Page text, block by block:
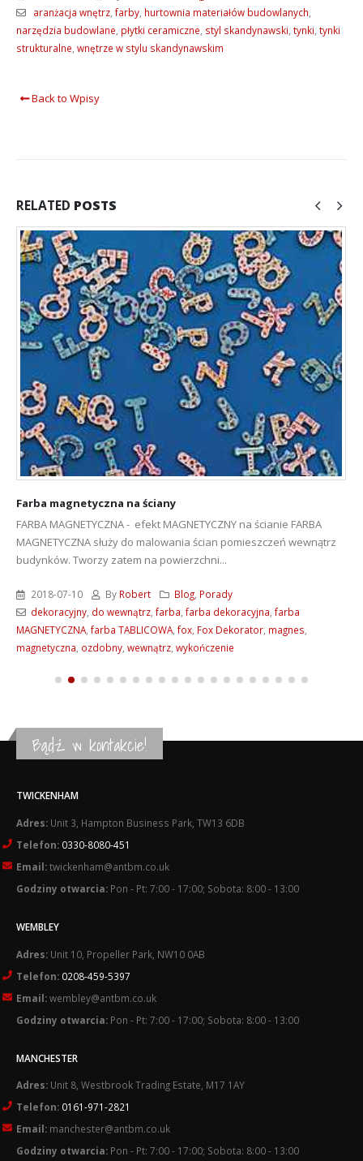
aranżacja wnętrz, farby, hurtownia materiałów budowlanych
narzędzia budowlane płytki ceramiczne styl skandynawski tynki tynki
strukturalne wnętrze w stylu skandynawskim
Back to Wpisy
RELATED POSTS
Farba magnetyczna na ściany
FARBA MAGNETYCZNA - efekt MAGNETYCZNY na ścianie FARBA
MAGNETYCZNA służy do malowania ścian pomieszczeń wewnątrz
budynków. Tworzy zatem na powierzchni...
2018-07-10 By Robert Blog Porady
dekoracyjny, do wewnątrz, farba farba dekoracyjna farba
MAGNETYCZNA farba TABLICOWA fox Fox Dekorator magnes
magnetyczna ozdobny wewnątrz wykończenie
Bądź w kontakcie!
TWICKENHAM
Adres: Unit 3, Hampton Business Park, TW13 6DB
Telefon: 0330-8080-451
Email:twickenham@antbm.co.uk
Godziny otwarcia: Pon - Pt: 7:00 - 17:00; Sobota: 8:00 - 13:00
WEMBLEY
Adres: Unit 10, Propeller Park, NW10 0AB
Telefon: 0208-459-5397
Email:wembley@antbm.co.uk
Godziny otwarcia: Pon - Pt: 7:00 - 17:00; Sobota: 8:00 - 13:00
MANCHESTER
Adres: Unit 8, Westbrook Trading Estate, M17 1AY
Telefon: 0161-971-2821
Email: manchester@antbm.co.uk
Godziny otwarcia: Pon - Pt: 7:00 - 17:00; Sobota: 8:00 - 13:00